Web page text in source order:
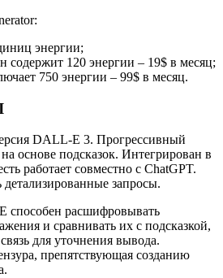
энергии;
содержит 120 энергии – 19$ в месяц;
750 энергии – 99$ в месяц.
DALL-E 3. Прогрессивный
основе подсказок. Интегрирован в
работает совместно с ChatGPT.
детализированные запросы.
способен расшифровывать
и сравнивать их с подсказкой,
для уточнения вывода.
препятствующая созданию